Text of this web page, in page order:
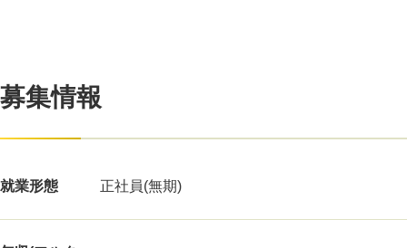
募集情報
就業形態 正社員(無期)